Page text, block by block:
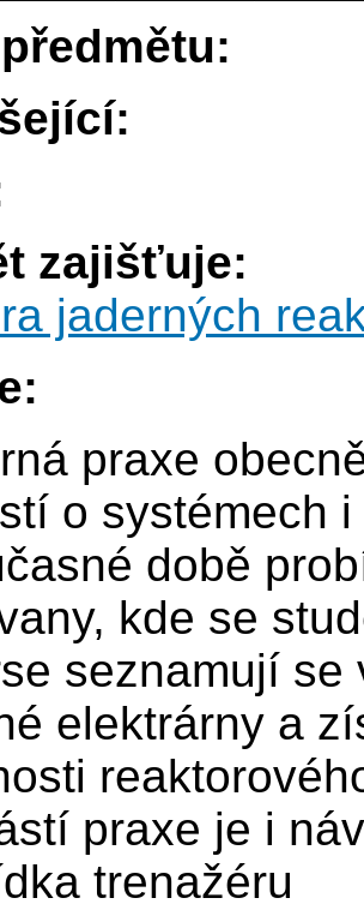
zajišťuje:
jaderných
praxe
o systémech
době
kde se
seznamují se
elektrárny a
praxe je i
trenažéru